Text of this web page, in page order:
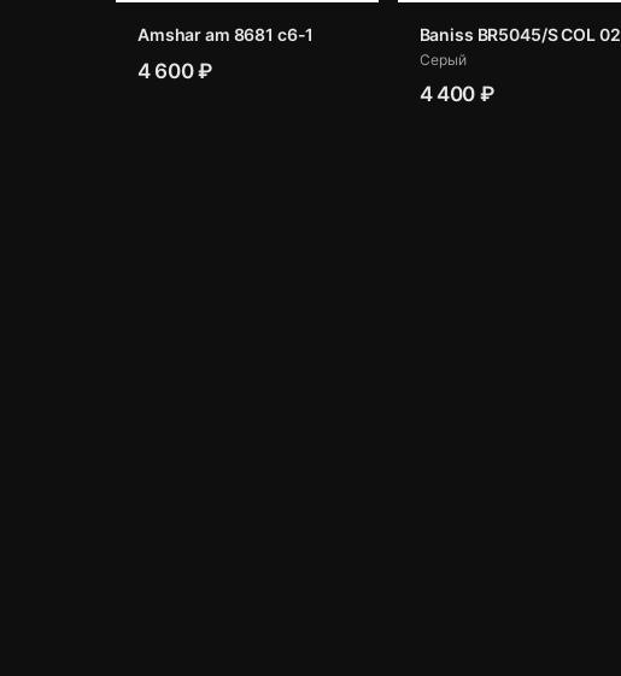
Amshar am 8681 c6-1
4 600 ₽
Baniss BR5045/S COL 02
Серый
4 400 ₽